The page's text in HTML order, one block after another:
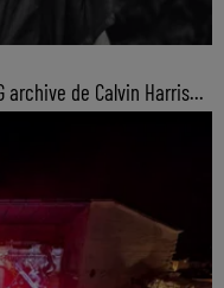
archive de Calvin Harris...